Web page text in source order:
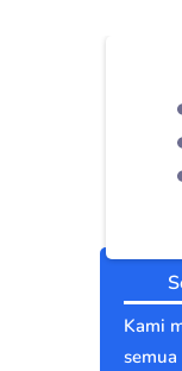
Kami